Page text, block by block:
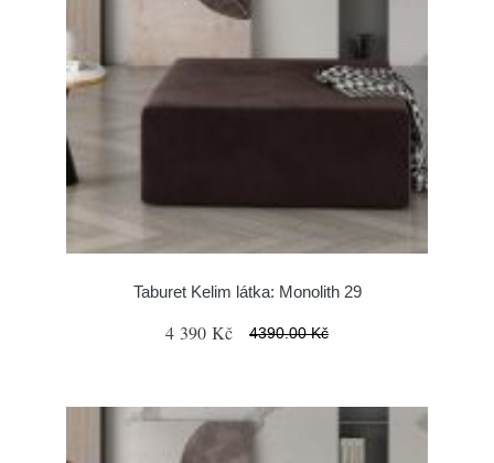
Taburet Kelim látka: Monolith 29
4 390 Kč 4390.00 Kč